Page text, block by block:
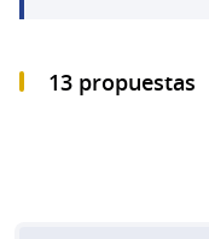
13 propuestas